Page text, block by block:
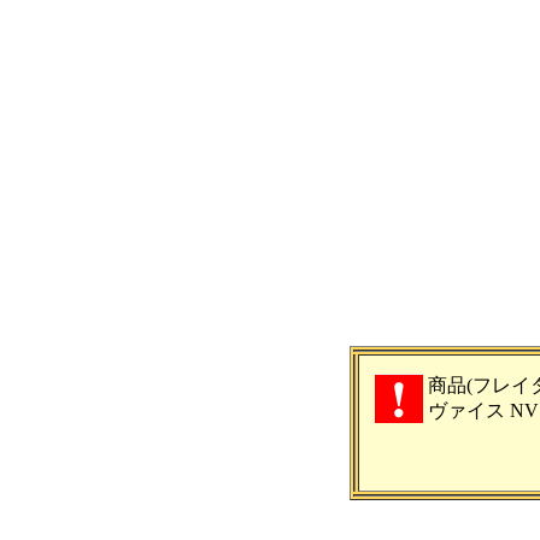
商品(フレイ
ヴァイス